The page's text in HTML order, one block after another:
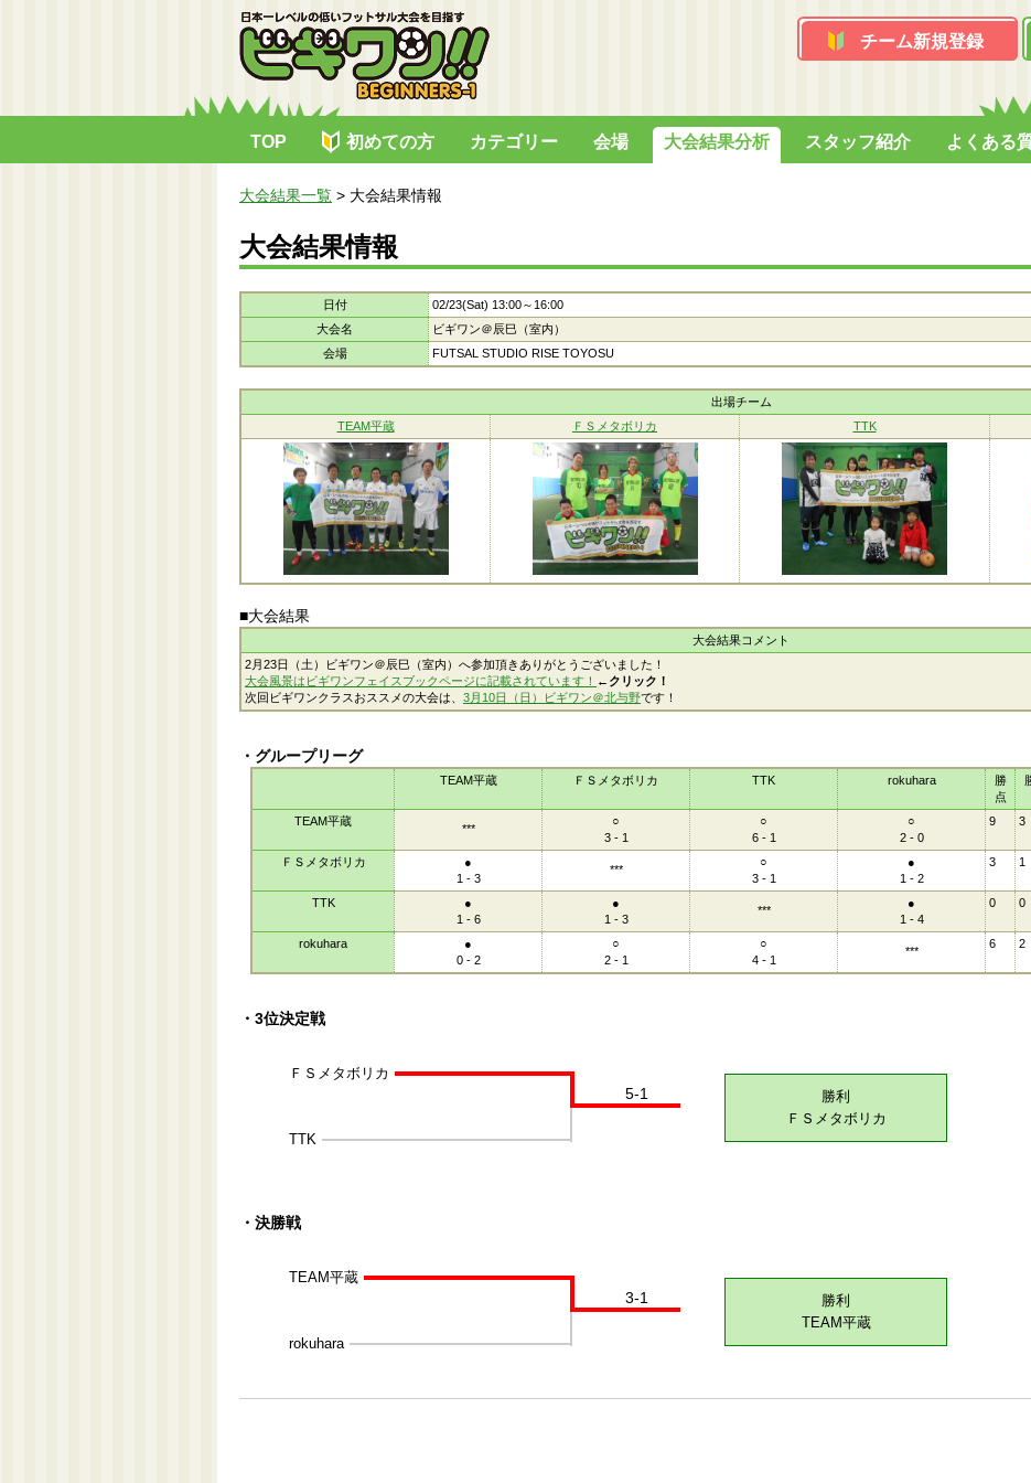
チーム新規登録
TOP 初めての方 カテゴリー 会場 大会結果分析 スタッフ紹介 よくある
大会結果一覧 > 大会結果情報
大会結果情報
日付
02/23(Sat) 13:00～16:00
大会名
ビギワン＠辰巳（室内）
会場
FUTSAL STUDIO RISE TOYOSU
出場チーム
TEAM平蔵
ＦＳメタボリカ TTK
■大会結果
大会結果コメント
2月23日（土）ビギワン＠辰巳（室内）へ参加頂きありがとうございました！
大会風景はビギワンフェイスブックページに記載されています！ ←クリック！
次回ビギワンクラスおススメの大会は、 3月10日（日）ビギワン＠北与野です！
・グループリーグ
TEAM平蔵 ＦＳメタボリカ TTK rokuhara
勝
点
TEAM平蔵
***
○
3 - 1
○
6 - 1
○
2 - 0
9 3
ＦＳメタボリカ
●
1 - 3
***
○
3 - 1
●
1 - 2
3 1
TTK
●
1 - 6
●
1 - 3
***
●
1 - 4
0 0
rokuhara
●
0 - 2
○
2 - 1
○
4 - 1
***
6 2
・3位決定戦
ＦＳメタボリカ
TTK
5-1
勝利
ＦＳメタボリカ
・決勝戦
TEAM平蔵
rokuhara
3-1
勝利
TEAM平蔵